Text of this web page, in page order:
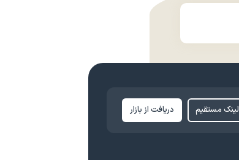
لینک مستقیم دریافت از بازار